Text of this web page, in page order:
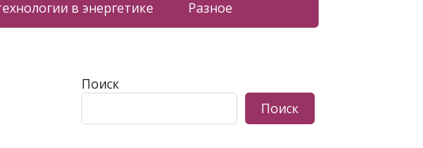
в энергетике Разное
Поиск
Поиск